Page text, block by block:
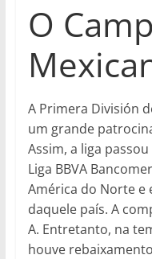
O
A Primera División
um grande
Assim, a liga
Liga BBVA
América do Norte e
daquele país. A
A. Entretanto, na
houve